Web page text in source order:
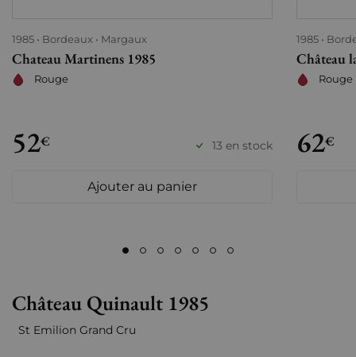
1985 Bordeaux Margaux
Chateau Martinens 1985
Rouge
52€ 13 en stock
Ajouter au panier
1985
Château
Rouge
62€
Château Quinault 1985
St Emilion Grand Cru